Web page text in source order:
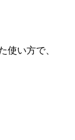
使い方で、